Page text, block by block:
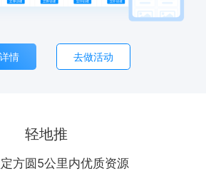
情 去做活动
轻地推
方圆5公里内优质资源